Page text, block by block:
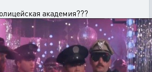
академия???